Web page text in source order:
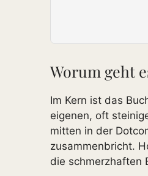
Worum geht
Im Kern ist das
eigenen, oft
mitten in der
zusammenbricht.
die schmerzhaften